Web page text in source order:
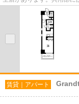
とても充実しています。2沿
賃貸｜アパート